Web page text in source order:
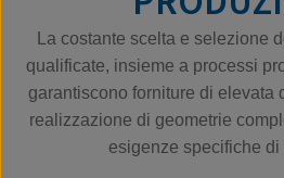
La costante scelta e selezione
qualificate, insieme a processi
garantiscono forniture di elevata
realizzazione di geometrie
esigenze specifiche di